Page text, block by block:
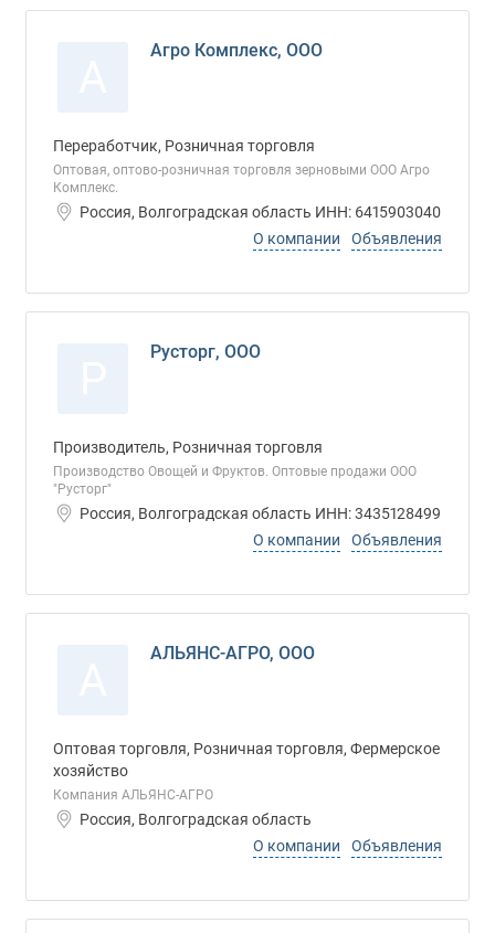
Агро Комплекс, ООО
Переработчик, Розничная торговля
Оптовая, оптово-розничная торговля зерновыми ООО Агро
Комплекс.
Россия, Волгоградская область ИНН: 6415903040
О компании
Объявления
Русторг, ООО
Производитель, Розничная торговля
Производство Овощей и Фруктов. Оптовые продажи ООО
"Русторг"
Россия, Волгоградская область ИНН: 3435128499
О компании
Объявления
АЛЬЯНС-АГРО, ООО
Оптовая торговля, Розничная торговля, Фермерское
хозяйство
Компания АЛЬЯНС-АГРО
Россия, Волгоградская область
О компании
Объявления